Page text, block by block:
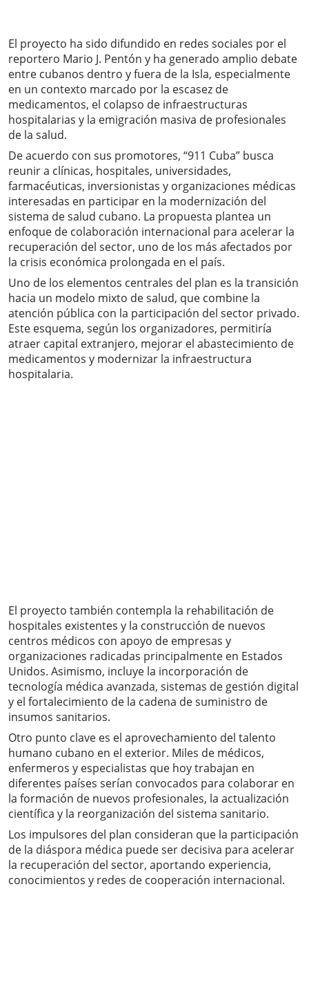
El proyecto ha sido difundido en redes sociales por el
reportero Mario J. Pentón y ha generado amplio debate
entre cubanos dentro y fuera de la Isla, especialmente
en un contexto marcado por la escasez de
medicamentos, el colapso de infraestructuras
hospitalarias y la emigración masiva de profesionales
de la salud.
De acuerdo con sus promotores, “911 Cuba” busca
reunir a clínicas, hospitales, universidades,
farmacéuticas, inversionistas y organizaciones médicas
interesadas en participar en la modernización del
sistema de salud cubano. La propuesta plantea un
enfoque de colaboración internacional para acelerar la
recuperación del sector, uno de los más afectados por
la crisis económica prolongada en el país.
Uno de los elementos centrales del plan es la transición
hacia un modelo mixto de salud, que combine la
atención pública con la participación del sector privado.
Este esquema, según los organizadores, permitiría
atraer capital extranjero, mejorar el abastecimiento de
medicamentos y modernizar la infraestructura
hospitalaria.
El proyecto también contempla la rehabilitación de
hospitales existentes y la construcción de nuevos
centros médicos con apoyo de empresas y
organizaciones radicadas principalmente en Estados
Unidos. Asimismo, incluye la incorporación de
tecnología médica avanzada, sistemas de gestión digital
y el fortalecimiento de la cadena de suministro de
insumos sanitarios.
Otro punto clave es el aprovechamiento del talento
humano cubano en el exterior. Miles de médicos,
enfermeros y especialistas que hoy trabajan en
diferentes países serían convocados para colaborar en
la formación de nuevos profesionales, la actualización
científica y la reorganización del sistema sanitario.
Los impulsores del plan consideran que la participación
de la diáspora médica puede ser decisiva para acelerar
la recuperación del sector, aportando experiencia,
conocimientos y redes de cooperación internacional.